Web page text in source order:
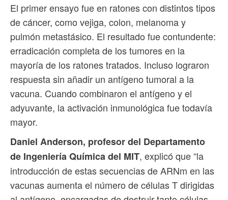
El primer ensayo fue en ratones con distintos tipos
de cáncer, como vejiga, colon, melanoma y
pulmón metastásico. El resultado fue contundente:
erradicación completa de los tumores en la
mayoría de los ratones tratados. Incluso lograron
respuesta sin añadir un antígeno tumoral a la
vacuna. Cuando combinaron el antígeno y el
adyuvante, la activación inmunológica fue todavía
mayor.
Daniel Anderson, profesor del Departamento
de Ingeniería Química del MIT, explicó que “la
introducción de estas secuencias de ARNm en las
vacunas aumenta el número de células T dirigidas